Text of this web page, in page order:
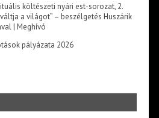
költészeti nyári est-sorozat, 2.
a világot” – beszélgetés Huszárik
| Meghívó
pályázata 2026